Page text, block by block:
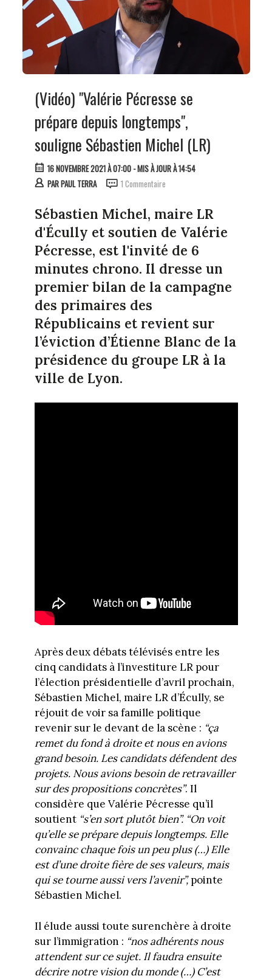
(Vidéo) "Valérie Pécresse se
prépare depuis longtemps",
souligne Sébastien Michel (LR)
16 NOVEMBRE 2021 À 07:00- MIS À JOUR À 14:54
PARPAUL TERRA 1 Commentaire
Sébastien Michel, maire LR
d'Écully et soutien de Valérie
Pécresse, est l'invité de 6
minutes chrono. Il dresse un
premier bilan de la campagne
des primaires des
Républicains et revient sur
l’éviction d’Étienne Blanc de la
présidence du groupe LR à la
ville de Lyon.
Après deux débats télévisés entre les
cinq candidats à l’investiture LR pour
l’élection présidentielle d’avril prochain,
Sébastien Michel, maire LR d’Écully, se
réjouit de voir sa famille politique
revenir sur le devant de la scène : “ça
remet du fond à droite et nous en avions
grand besoin. Les candidats défendent des
projets. Nous avions besoin de retravailler
sur des propositions concrètes”. Il
considère que Valérie Pécresse qu’il
soutient “s’en sort plutôt bien”. “On voit
qu’elle se prépare depuis longtemps. Elle
convainc chaque fois un peu plus (…) Elle
est d’une droite fière de ses valeurs, mais
qui se tourne aussi vers l’avenir”,pointe
Sébastien Michel.
Il élude aussi toute surenchère à droite
sur l’immigration : “nos adhérents nous
attendent sur ce sujet. Il faudra ensuite
décrire notre vision du monde (…) C’est